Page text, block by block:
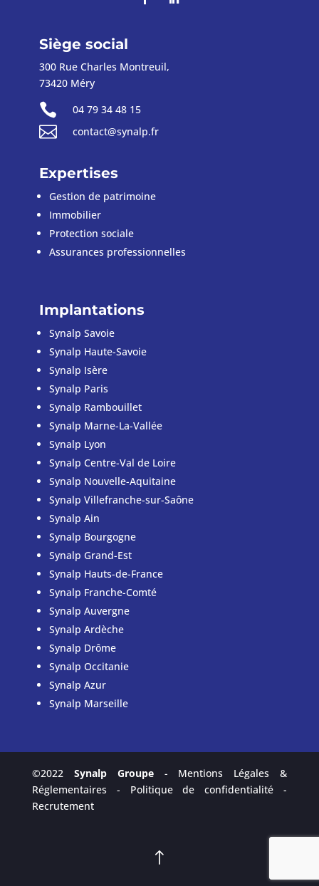
Siège social
300 Rue Charles Montreuil,
73420 Méry
 04 79 34 48 15
 contact@synalp.fr
Expertises
Gestion de patrimoine
Immobilier
Protection sociale
Assurances professionnelles
Implantations
Synalp Savoie
Synalp Haute-Savoie
Synalp Isère
Synalp Paris
Synalp Rambouillet
Synalp Marne-La-Vallée
Synalp Lyon
Synalp Centre-Val de Loire
Synalp Nouvelle-Aquitaine
Synalp Villefranche-sur-Saône
Synalp Ain
Synalp Bourgogne
Synalp Grand-Est
Synalp Hauts-de-France
Synalp Franche-Comté
Synalp Auvergne
Synalp Ardèche
Synalp Drôme
Synalp Occitanie
Synalp Azur
Synalp Marseille
©2022 Synalp Groupe- Mentions Légales &
Réglementaires - Politique de confidentialité -
Recrutement
!